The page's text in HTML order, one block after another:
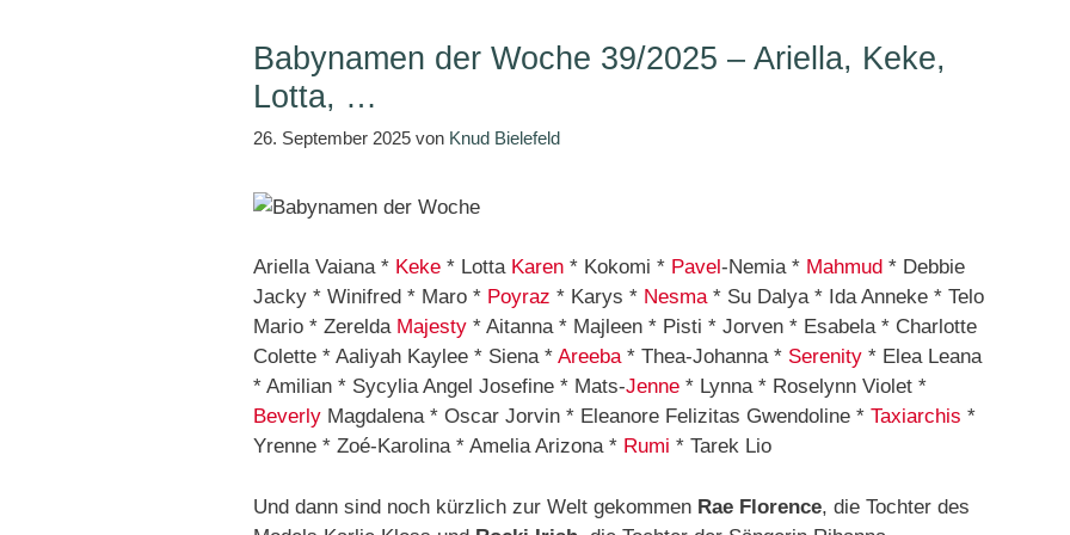
Babynamen der Woche 39/2025 – Ariella, Keke,
Lotta, …
26. September 2025 von Knud Bielefeld
Ariella Vaiana * Keke * Lotta Karen * Kokomi * Pavel-Nemia * Mahmud * Debbie
Jacky * Winifred * Maro * Poyraz * Karys * Nesma* Su Dalya * Ida Anneke * Telo
Mario * Zerelda Majesty * Aitanna * Majleen * Pisti * Jorven * Esabela * Charlotte
Colette * Aaliyah Kaylee * Siena * Areeba* Thea-Johanna * Serenity * Elea Leana
* Amilian * Sycylia Angel Josefine * Mats-Jenne * Lynna * Roselynn Violet *
Beverly Magdalena * Oscar Jorvin * Eleanore Felizitas Gwendoline * Taxiarchis *
Yrenne * Zoé-Karolina * Amelia Arizona * Rumi * Tarek Lio
Und dann sind noch kürzlich zur Welt gekommen Rae Florence, die Tochter des